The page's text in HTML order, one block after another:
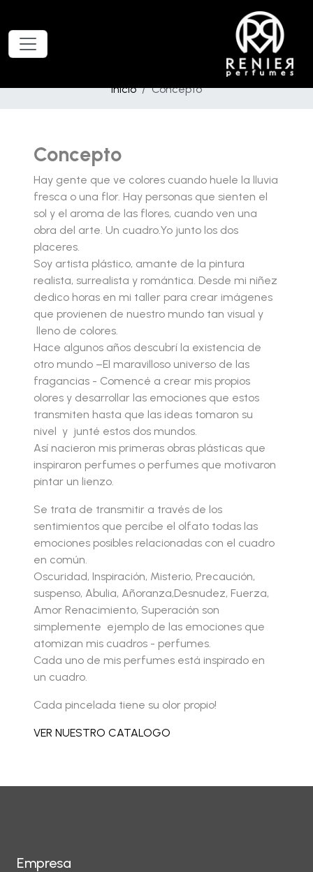
Inicio Concepto
Concepto
Hay gente que ve colores cuando huele la lluvia
fresca o una flor. Hay personas que sienten el
sol y el aroma de las flores, cuando ven una
obra del arte. Un cuadro.Yo junto los dos
placeres.
Soy artista plástico, amante de la pintura
realista, surrealista y romántica. Desde mi niñez
dedico horas en mi taller para crear imágenes
que provienen de nuestro mundo tan visual y
lleno de colores.
Hace algunos años descubrí la existencia de
otro mundo –El maravilloso universo de las
fragancias - Comencé a crear mis propios
olores y desarrollar las emociones que estos
transmiten hasta que las ideas tomaron su
nivel y junté estos dos mundos.
Así nacieron mis primeras obras plásticas que
inspiraron perfumes o perfumes que motivaron
pintar un lienzo.
Se trata de transmitir a través de los
sentimientos que percibe el olfato todas las
emociones posibles relacionadas con el cuadro
en común.
Oscuridad, Inspiración, Misterio, Precaución,
suspenso, Abulia, Añoranza,Desnudez, Fuerza,
Amor Renacimiento, Superación son
simplemente ejemplo de las emociones que
atomizan mis cuadros - perfumes.
Cada uno de mis perfumes está inspirado en
un cuadro.
Cada pincelada tiene su olor propio!
VER NUESTRO CATALOGO
Empresa